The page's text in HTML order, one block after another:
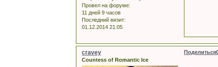
Провел на форуме:
11 дней 9 часов
Последний визит:
01.12.2014 21:05
Поделиться
cravey
Countess of Romantic Ice